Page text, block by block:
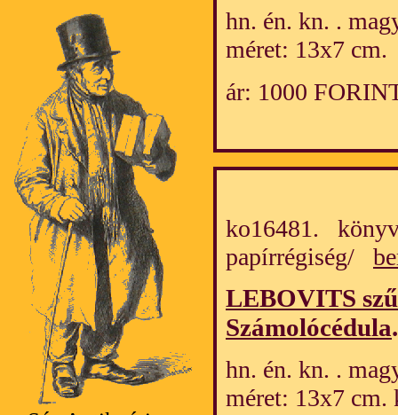
hn. én. kn. .
méret: 13x7 cm.
ár: 1000
ko16481.
papírrégiség/
LEBOVITS
Számolócédula.
hn. én. kn. .
méret: 13x7 cm.